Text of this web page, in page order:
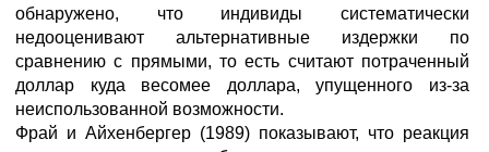
обнаружено, что индивиды систематически
недооценивают альтернативные издержки по
сравнению с прямыми, то есть считают потраченный
доллар куда весомее доллара, упущенного из-за
неиспользованной возможности.
Фрай и Айхенбергер (1989) показывают, что реакция